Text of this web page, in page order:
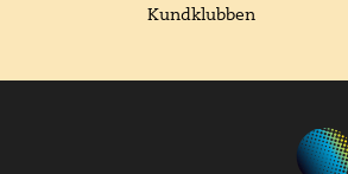
Kundklubben